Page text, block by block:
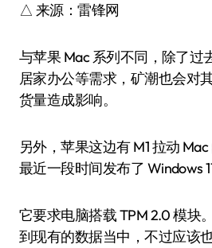
△ 来源：雷锋网
与苹果 Mac 系列不同，除了过
居家办公等需求，矿潮也会对
货量造成影响。
另外，苹果这边有 M1 拉动
最近一段时间发布了 Windows
它要求电脑搭载 TPM 2.0 模块
到现有的数据当中，不过应该